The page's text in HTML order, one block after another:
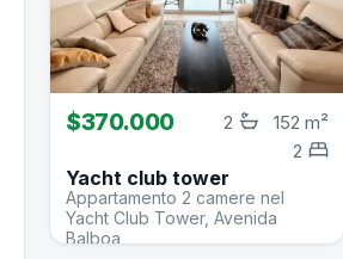
$370.000 152 m²
2
2
Yacht club tower
Appartamento 2 camere nel
Yacht Club Tower, Avenida
Balboa